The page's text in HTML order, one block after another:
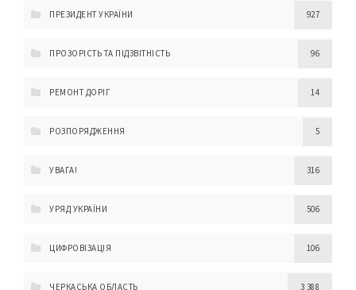
ПРЕЗИДЕНТ УКРАЇНИ 927
ПРОЗОРІСТЬ ТА ПІДЗВІТНІСТЬ 96
РЕМОНТ ДОРІГ 14
РОЗПОРЯДЖЕННЯ 5
УВАГА! 316
УРЯД УКРАЇНИ 506
ЦИФРОВІЗАЦІЯ 106
ЧЕРКАСЬКА ОБЛАСТЬ 3 388